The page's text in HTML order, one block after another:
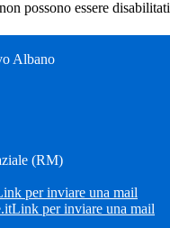
possono essere
Albano
(RM)
per inviare una mail
Link per inviare una mail